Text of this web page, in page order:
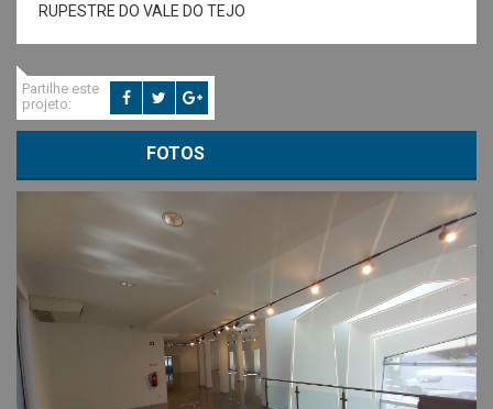
RUPESTRE DO VALE DO TEJO
Partilhe este
projeto:
FOTOS